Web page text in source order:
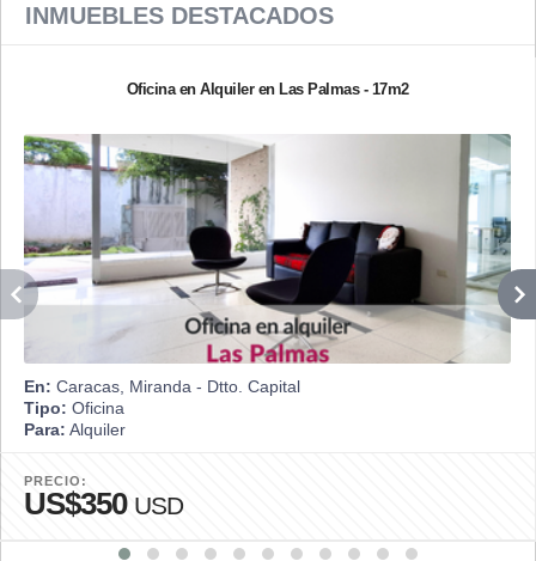
INMUEBLES DESTACADOS
Oficina en Alquiler en Las Palmas - 17m2
En: Caracas, Miranda - Dtto. Capital
Tipo: Oficina
Para: Alquiler
PRECIO:
US$350 USD